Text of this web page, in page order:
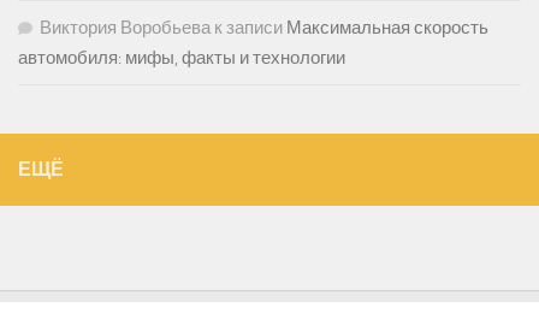
Виктория Воробьевак записи Максимальная скорость
автомобиля: мифы, факты и технологии
ЕЩЁ